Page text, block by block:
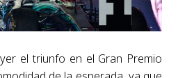
el triunfo en el Gran Premio